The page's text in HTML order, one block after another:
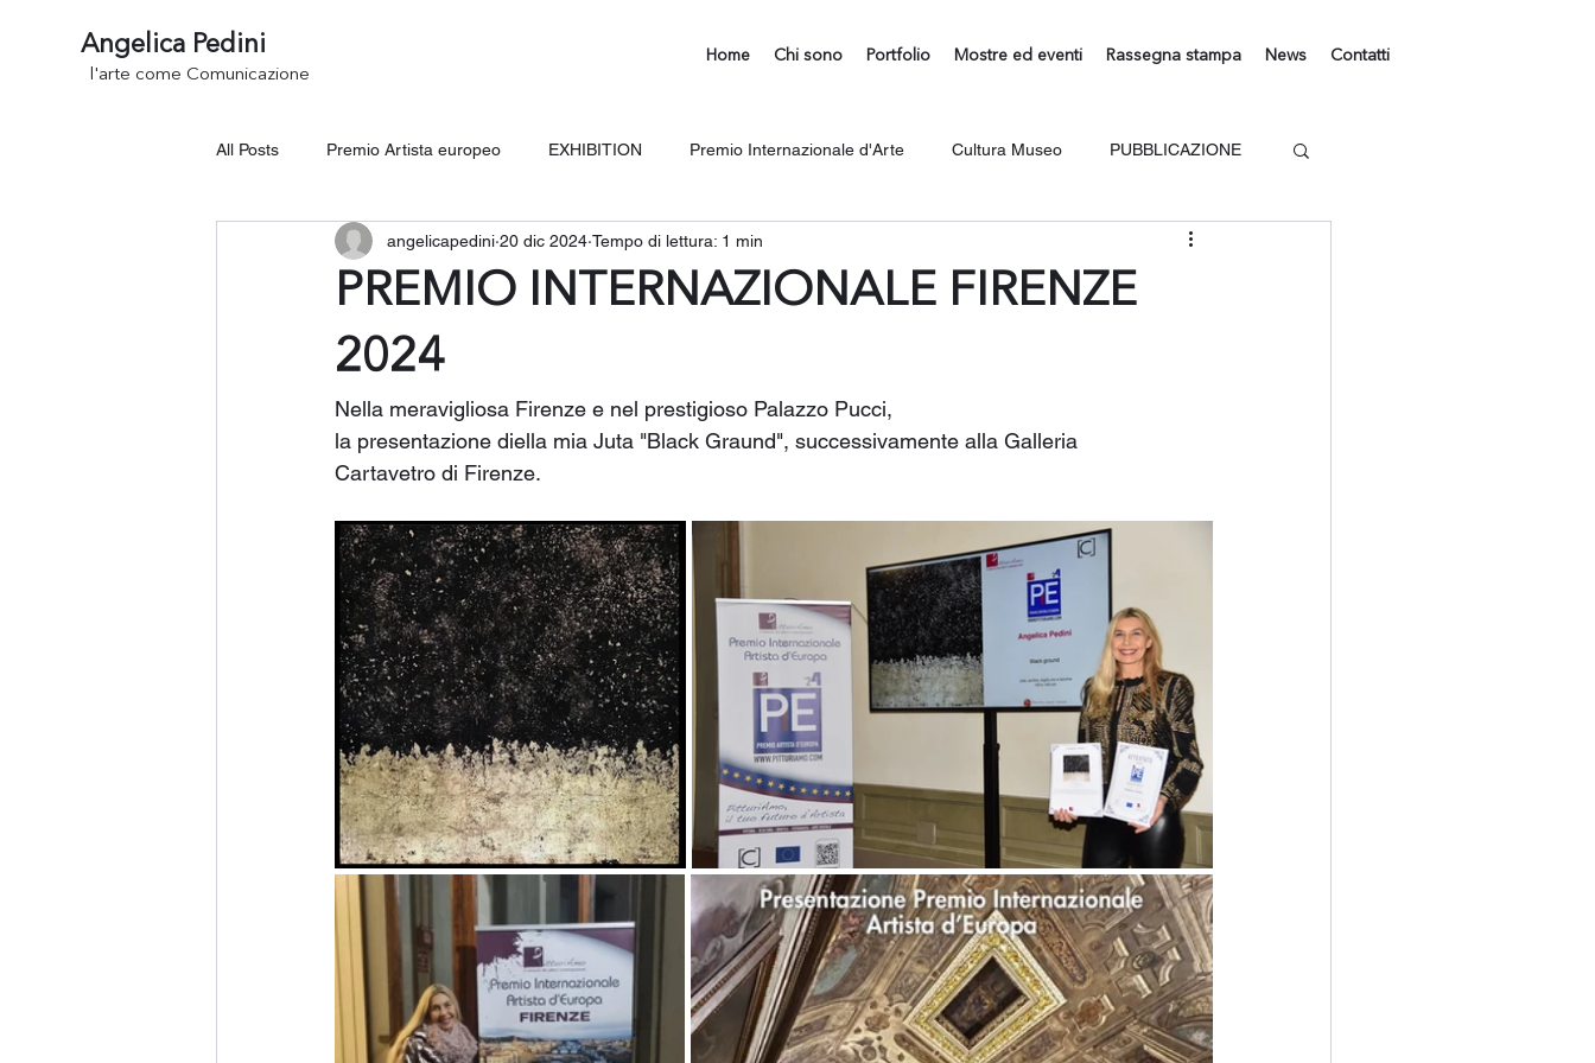
Angelica Pedini Home Chi sono Portfolio Mostre ed eventi Rassegna stampa News Contatti
l'arte come Comunicazione
All Posts Premio Artista europeo EXHIBITION Premio Internazionale d'Arte Cultura Museo PUBBLICAZIONE
INTERNATIONAL ART
PREMIO INTERNAZIONALE FIRENZE
2024
angelicapedini 20 dic 2024 Tempo di lettura: 1 min
Nella meravigliosa Firenze e nel prestigioso Palazzo Pucci,
la presentazione diella mia Juta "Black Graund", successivamente alla Galleria
Cartavetro di Firenze.